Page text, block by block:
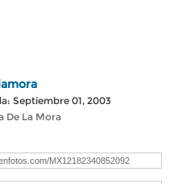
Septiembre 01, 2003
De La Mora